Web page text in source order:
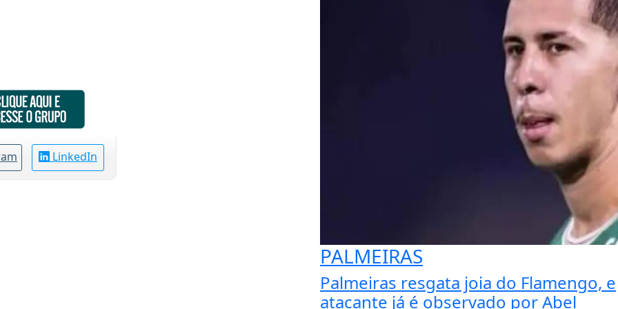
LinkedIn
PALMEIRAS
Palmeiras resgata joia do Flamengo, e
atacante já é observado por Abel